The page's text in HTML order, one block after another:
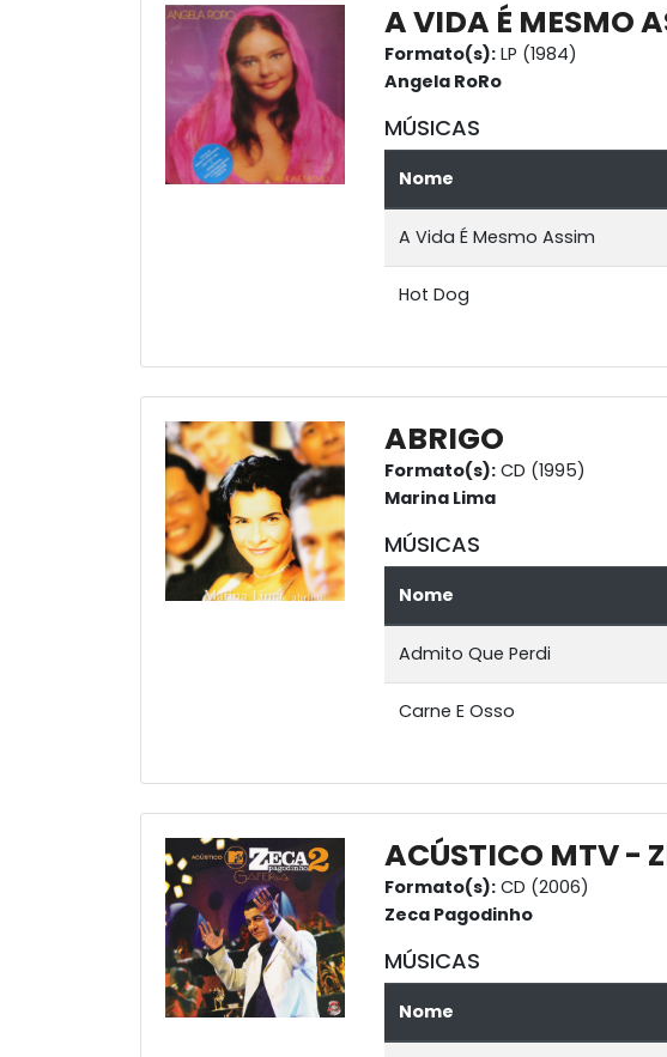
A VIDA É MESMO
Formato(s): LP (1984)
Angela RoRo
MÚSICAS
Nome
A Vida É Mesmo Assim
Hot Dog
ABRIGO
Formato(s): CD (1995)
Marina Lima
MÚSICAS
Nome
Admito Que Perdi
Carne E Osso
ACÚSTICO MTV -
Formato(s): CD (2006)
Zeca Pagodinho
MÚSICAS
Nome